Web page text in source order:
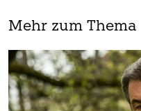
Mehr zum Thema